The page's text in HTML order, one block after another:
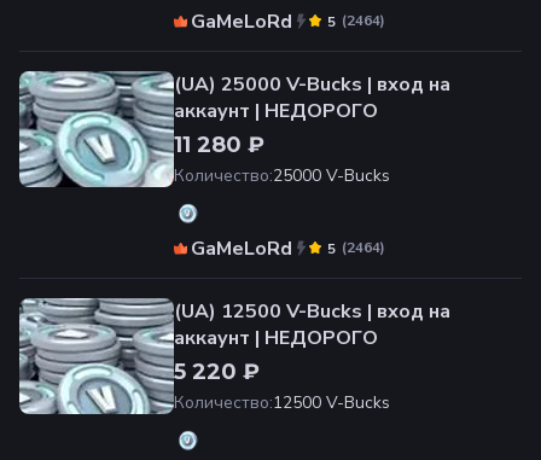
GaMeLoRd (2464)
5
(UA) 25000 V-Bucks | вход на
аккаунт | НЕДОРОГО
11 280 ₽
Количество:25000 V-Bucks
GaMeLoRd (2464)
5
(UA) 12500 V-Bucks | вход на
аккаунт | НЕДОРОГО
5 220 ₽
Количество:12500 V-Bucks